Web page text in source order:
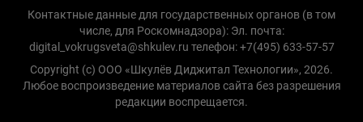
Контактные данные для государственных органов (в том
числе, для Роскомнадзора): Эл. почта:
digital_vokrugsveta@shkulev.ru телефон: +7(495) 633-57-57
Copyright (с) ООО «Шкулёв Диджитал Технологии», 2026.
Любое воспроизведение материалов сайта без разрешения
редакции воспрещается.